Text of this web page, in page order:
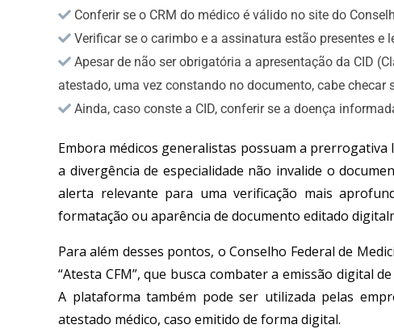
Conferir se o CRM do médico é válido no site do
Verificar se o carimbo e a assinatura estão presentes e
Apesar de não ser obrigatória a apresentação da CID
atestado, uma vez constando no documento, cabe checar
Ainda, caso conste a CID, conferir se a doença
Embora médicos generalistas possuam a
a divergência de especialidade não invalide o
alerta relevante para uma verificação mais
formatação ou aparência de documento editado
Para além desses pontos, o Conselho Federal de
“Atesta CFM”, que busca combater a emissão digital
A plataforma também pode ser utilizada pelas
atestado médico, caso emitido de forma digital.